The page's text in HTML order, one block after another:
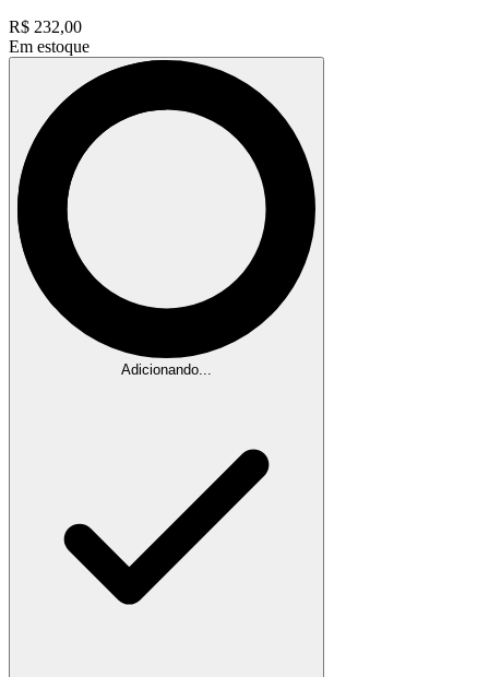
R$ 232,00
Em estoque
Adicionando...